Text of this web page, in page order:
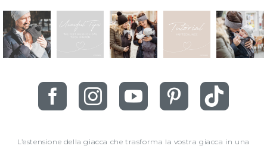
L’estensione della giacca che trasforma la vostra giacca in una